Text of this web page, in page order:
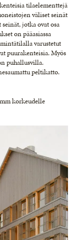
tilaelementtejä
väliset seinät
jotka ovat osa
on pääasiassa
varustetut
puurakenteisia. Myös
puhallusvilla.
peltikatto.
korkeudelle